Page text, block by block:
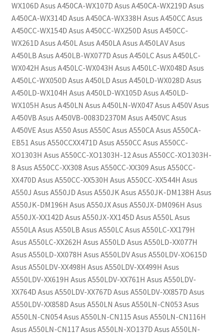
WX106D Asus A450CA-WX107D Asus A450CA-WX219D Asus
A450CA-WX314D Asus A450CA-WX338H Asus A450CC Asus
A450CC-WX154D Asus A450CC-WX250D Asus A450CC-
WX261D Asus A450L Asus A450LA Asus A450LAV Asus
A450LB Asus A450LB-WX077D Asus A450LC Asus A450LC-
WX042H Asus A450LC-WX043H Asus A450LC-WX048D Asus
A450LC-WX050D Asus A450LD Asus A450LD-WX028D Asus
A450LD-WX104H Asus A450LD-WX105D Asus A450LD-
WX105H Asus A450LN Asus A450LN-WX047 Asus A450V Asus
A450VB Asus A450VB-0083D2370M Asus A450VC Asus
A450VE Asus A550 Asus A550C Asus A550CA Asus A550CA-
EB51 Asus A550CCXX471D Asus A550CC Asus A550CC-
XO1303H Asus A550CC-XO1303H-12 Asus A550CC-XO1303H-
8 Asus A550CC-XX308 Asus A550CC-XX309 Asus A550CC-
XX470D Asus A550CC-XX530H Asus A550CC-XX544H Asus
A550J Asus A550JD Asus A550JK Asus A550JK-DM138H Asus
A550JK-DM196H Asus A550JX Asus A550JX-DM096H Asus
A550JX-XX142D Asus A550JX-XX145D Asus A550L Asus
A550LA Asus A550LB Asus A550LC Asus A550LC-XX179H
Asus A550LC-XX262H Asus A550LD Asus A550LD-XX077H
Asus A550LD-XX078H Asus A550LDV Asus A550LDV-XO615D
Asus A550LDV-XX498H Asus A550LDV-XX499H Asus
A550LDV-XX619H Asus A550LDV-XX761H Asus A550LDV-
XX764D Asus A550LDV-XX767D Asus A550LDV-XX857D Asus
A550LDV-XX858D Asus A550LN Asus A550LN-CN053 Asus
A550LN-CN054 Asus A550LN-CN115 Asus A550LN-CN116H
Asus A550LN-CN117 Asus A550LN-XO137D Asus A550LN-